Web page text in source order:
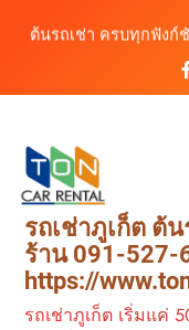
ต้นรถเช่า ครบทุกฟังก์
รถ ตอบโจทย์ทุกการเดิ
เช่ารถไฟฟ้าร้านต้นรถ
เที่ยวภูเก็ต ขับเงียบ ป
เดินทางสะดวกทุกเส้นท
เช่ารถมอเตอร์ไซค์ภูเก็
สะดวก ราคาประหยัด
ต้นรถเช่า ครบทุกฟังก์
รถ ตอบโจทย์ทุกการเ
เช่ารถไฟฟ้าร้านต้นรถ
เที่ยวภูเก็ต ขับเงียบ ป
รถเช่าภูเก็ต ต้น
ร้าน 091-527-
https://
รถเช่าภูเก็ต เริ่มแค่